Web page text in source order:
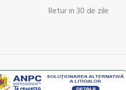
Retur in 30 de zile